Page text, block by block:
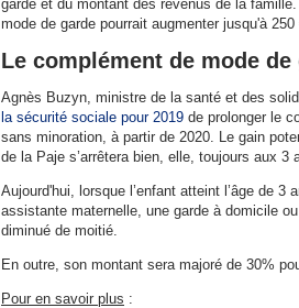
garde et du montant des revenus de la
mode de garde pourrait augmenter jusqu'à
Le complément de mode
Agnès Buzyn, ministre de la santé et des
la sécurité sociale pour 2019 de prolonger le
sans minoration, à partir de 2020. Le gain
de la Paje s’arrêtera bien, elle, toujours aux 3
Aujourd'hui, lorsque l’enfant atteint l’âge de
assistante maternelle, une garde à domicile
diminué de moitié.
En outre, son montant sera majoré de 30%
Pour en savoir plus :